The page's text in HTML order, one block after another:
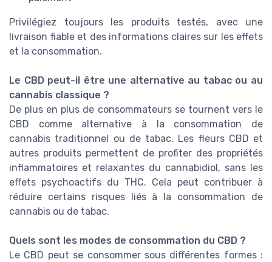
Privilégiez toujours les produits testés, avec une
livraison fiable et des informations claires sur les effets
et la consommation.
Le CBD peut-il être une alternative au tabac ou au
cannabis classique ?
De plus en plus de consommateurs se tournent vers le
CBD comme alternative à la consommation de
cannabis traditionnel ou de tabac. Les fleurs CBD et
autres produits permettent de profiter des propriétés
inflammatoires et relaxantes du cannabidiol, sans les
effets psychoactifs du THC. Cela peut contribuer à
réduire certains risques liés à la consommation de
cannabis ou de tabac.
Quels sont les modes de consommation du CBD ?
Le CBD peut se consommer sous différentes formes :